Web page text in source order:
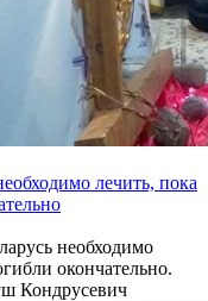
лечить, пока
необходимо
окончательно.
Кондрусевич